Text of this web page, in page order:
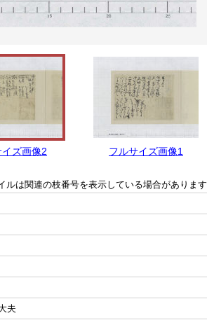
イズ画像2 フルサイズ画像1
ルは関連の枝番号を表示している場合があります
夫